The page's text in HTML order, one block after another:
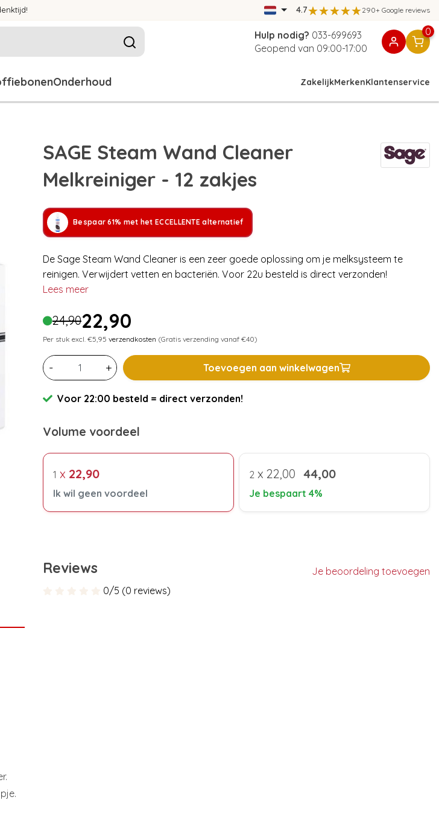
4.7 290+ Google reviews
Hulp nodig? 033-699693
Geopend van 09:00-17:00
0
Onderhoud ZakelijkMerkenKlantenservice
SAGE Steam Wand Cleaner
Melkreiniger - 12 zakjes
Bespaar 61% met het ECCELLENTE alternatief
De Sage Steam Wand Cleaner is een zeer goede oplossing om je melksysteem te
reinigen. Verwijdert vetten en bacteriën. Voor 22u besteld is direct verzonden!
Lees meer
24,9022,90
Per stuk excl. €5,95 verzendkosten (Gratis verzending vanaf €40)
- + Toevoegen aan winkelwagen
Voor 22:00 besteld = direct verzonden!
Volume voordeel
1 x 22,90
Ik wil geen voordeel
2 x 22,00 44,00
Je bespaart 4%
Reviews
Je beoordeling toevoegen
0/5 (0 reviews)